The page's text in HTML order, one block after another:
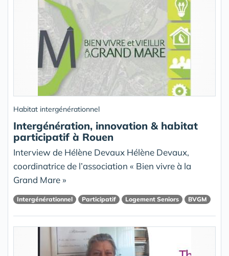
Habitat intergénérationnel
Intergénération, innovation & habitat
participatif à Rouen
Interview de Hélène Devaux Hélène Devaux,
coordinatrice de l’association « Bien vivre à la
Grand Mare »
Intergénérationnel Participatif Logement Seniors BVGM